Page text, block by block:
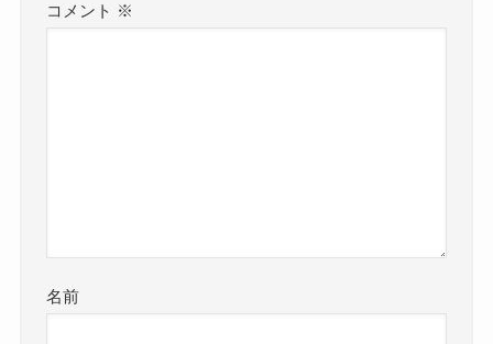
コメント ※
名前